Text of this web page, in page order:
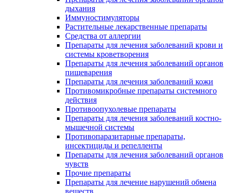
дыхания
Иммуностимуляторы
Растительные лекарственные препараты
Средства от аллергии
Препараты для лечения заболеваний крови и
системы кроветворения
Препараты для лечения заболеваний органов
пищеварения
Препараты для лечения заболеваний кожи
Противомикробные препараты системного
действия
Противоопухолевые препараты
Препараты для лечения заболеваний костно-
мышечной системы
Противопаразитарные препараты,
инсектициды и репелленты
Препараты для лечения заболеваний органов
чувств
Прочие препараты
Препараты для лечение нарушений обмена
веществ